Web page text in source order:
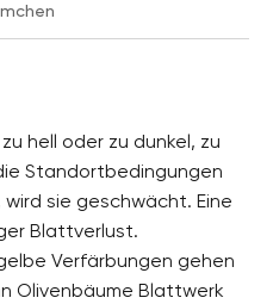
hell oder zu dunkel, zu
Standortbedingungen
sie geschwächt. Eine
Blattverlust.
Verfärbungen gehen
Olivenbäume Blattwerk